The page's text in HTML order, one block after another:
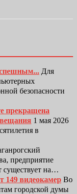
Для
безопасности
прекращена
1 мая 2026
в
предприятие
существует на…
149 видеокамер Во
городской думы